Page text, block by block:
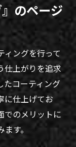
のページ
ィングを行って
仕上がりを追求
たコーティング
に仕上げてお
でのメリットに
す。